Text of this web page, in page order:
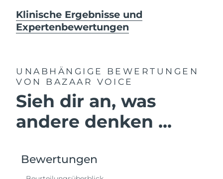
Klinische Ergebnisse und
Expertenbewertungen
UNABHÄNGIGE BEWERTUNGEN
VON BAZAAR VOICE
Sieh dir an, was
andere denken ...